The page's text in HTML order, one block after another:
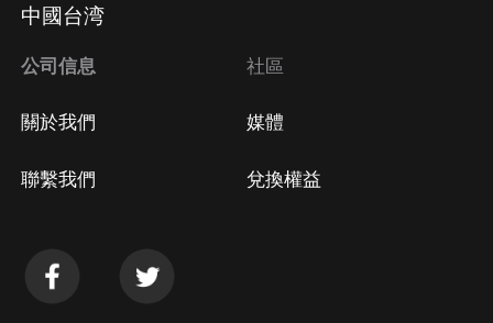
中國台湾
公司信息
關於我們
聯繫我們
社區
媒體
兌換權益